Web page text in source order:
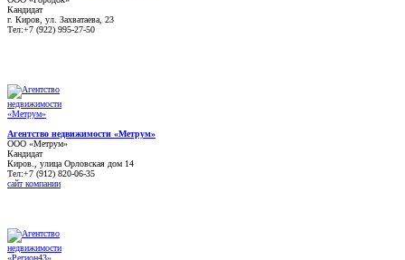
Кандидат
г. Киров, ул. Захватаева, 23
Тел:+7 (922) 995-27-50
Агентство недвижимости «Метрум»
ООО «Метрум»
Кандидат
Киров., улица Орловская дом 14
Тел:+7 (912) 820-06-35
сайт компании